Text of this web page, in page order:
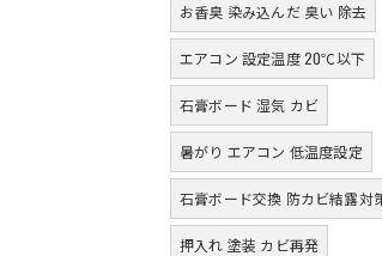
お香臭 染み込んだ 臭い 除去
エアコン 設定温度 20℃以下
石膏ボード 湿気 カビ
暑がり エアコン 低温度設定
石膏ボード交換 防カビ結露対
押入れ 塗装 カビ再発